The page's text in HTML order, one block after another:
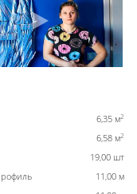
6,35 м2
6,58 м2
19,00 шт
11,00 м